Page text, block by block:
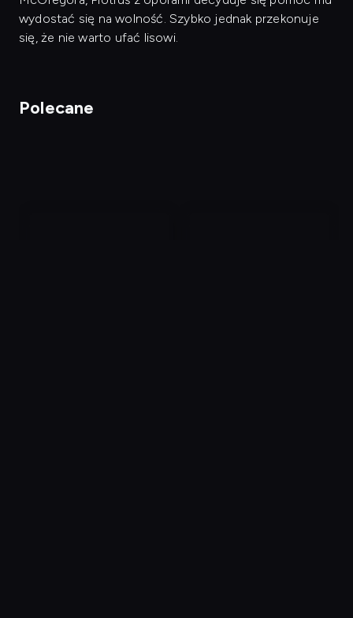
wydostać się na wolność. Szybko jednak przekonuje
się, że nie warto ufać lisowi.
Polecane